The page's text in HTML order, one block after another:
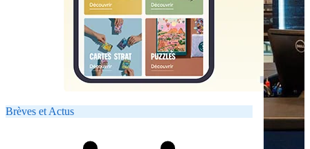
Brèves et Actus